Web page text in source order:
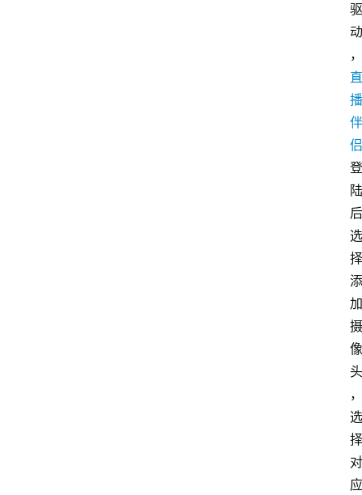
驱
动
，
直
播
伴
侣
登
陆
后
选
择
添
加
摄
像
头
，
选
择
对
应